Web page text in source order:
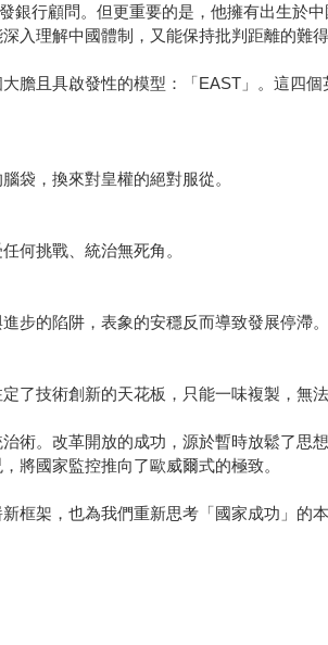
行顧問。但更重要的是，他擁有出生於
入理解中國體制，又能保持批判距離的難得
膽且具啟發性的模型：「EAST」。這四
，換來對皇權的絕對服從。
何挑戰、統治無死角。
的陷阱，表象的安穩反而導致發展停滯。
技術創新的天花板，只能一味複製，無法
。改革開放的成功，源於暫時放鬆了思
將國家監控推向了歐威爾式的極致。
架，也為我們重新思考「國家成功」的本